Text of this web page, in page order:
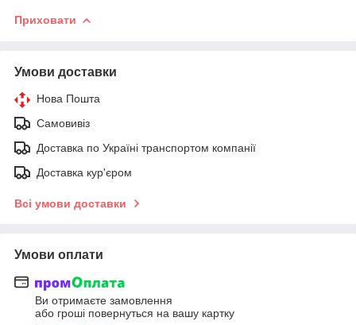
Приховати
Умови доставки
Нова Пошта
Самовивіз
Доставка по Україні транспортом компанії
Доставка кур'єром
Всі умови доставки
Умови оплати
Ви отримаєте замовлення
або гроші повернуться на вашу картку